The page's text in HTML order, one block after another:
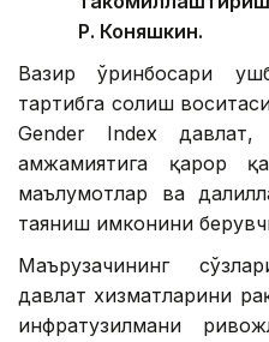
Р. Коняшкин.
Вазир ўринбосари
тартибга солиш
Gender Index давлат,
ҳамжамиятига қарор
маълумотлар ва
таяниш имконини
Маърузачининг
давлат хизматларини
инфратузилмани